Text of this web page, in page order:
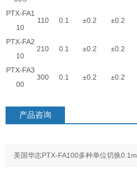
PTX-FA1
10
110 0.1 ±0.2 ±0.2
PTX-FA2
10
210 0.1 ±0.2 ±0.2
PTX-FA3
00
300 0.1 ±0.2 ±0.2
产品咨询